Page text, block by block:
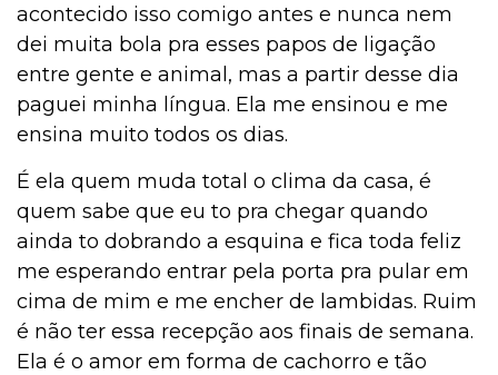
acontecido isso comigo antes e nunca nem
dei muita bola pra esses papos de ligação
entre gente e animal, mas a partir desse dia
paguei minha língua. Ela me ensinou e me
ensina muito todos os dias.
É ela quem muda total o clima da casa, é
quem sabe que eu to pra chegar quando
ainda to dobrando a esquina e fica toda feliz
me esperando entrar pela porta pra pular em
cima de mim e me encher de lambidas. Ruim
é não ter essa recepção aos finais de semana.
Ela é o amor em forma de cachorro e tão